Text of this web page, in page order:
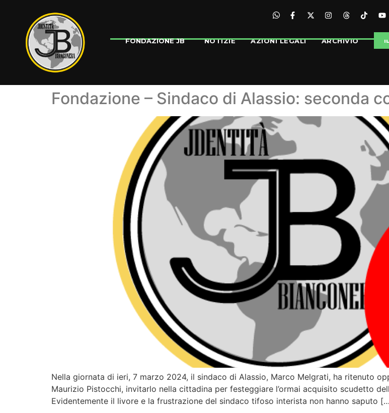
FONDAZIONE JB NOTIZIE AZIONI LEGALI ARCHIVIO
Fondazione – Sindaco di Alassio: seconda
Nella giornata di ieri, 7 marzo 2024, il sindaco di Alassio, Marco Melgrati, ha ritenuto
Maurizio Pistocchi, invitarlo nella cittadina per festeggiare l’ormai acquisito scudetto
Evidentemente il livore e la frustrazione del sindaco tifoso interista non hanno saputo